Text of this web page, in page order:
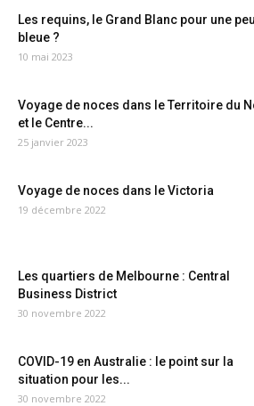
Les requins, le Grand Blanc pour une
bleue ?
10 mai 2023
Voyage de noces dans le Territoire du
et le Centre...
25 janvier 2023
Voyage de noces dans le Victoria
19 décembre 2022
Les quartiers de Melbourne : Central
Business District
30 novembre 2022
COVID-19 en Australie : le point sur la
situation pour les...
30 novembre 2022